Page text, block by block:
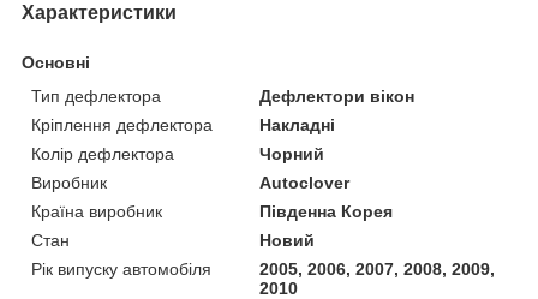
Характеристики
Основні
Тип дефлектора
Дефлектори вікон
Кріплення дефлектора
Накладні
Колір дефлектора
Чорний
Виробник
Autoclover
Країна виробник
Південна Корея
Стан
Новий
Рік випуску автомобіля
2005, 2006, 2007, 2008, 2009,
2010